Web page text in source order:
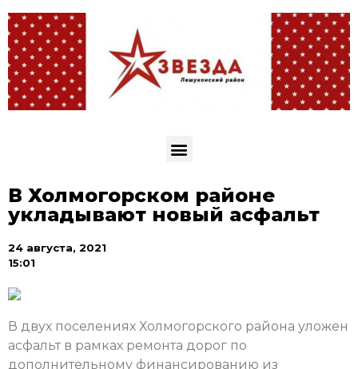
В Холмогорском районе
укладывают новый асфальт
24 августа, 2021
15:01
В двух поселениях Холмогорского района уложен
асфальт в рамках ремонта дорог по
дополнительному финансированию из